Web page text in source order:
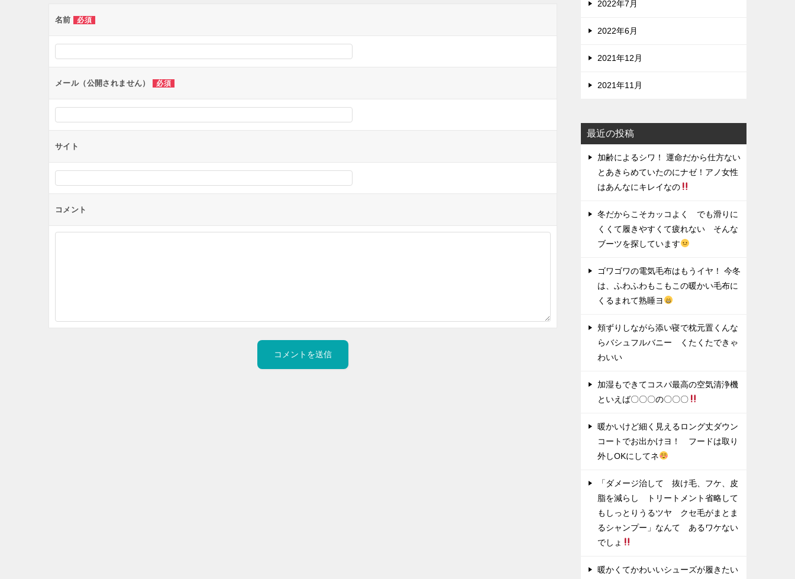
ー
ョ
ン
名前 必須
メール（公開されません） 必須
サイト
コメント
2022年7月
2022年6月
2021年12月
2021年11月
最近の投稿
加齢によるシワ！ 運命だから仕方ない
とあきらめていたのにナゼ！アノ女性
はあんなにキレイなの
冬だからこそカッコよく でも滑りに
くくて履きやすくて疲れない そんな
ブーツを探しています
ゴワゴワの電気毛布はもうイヤ！ 今冬
は、ふわふわもこもこの暖かい毛布に
くるまれて熟睡ヨ
頬ずりしながら添い寝で枕元置くんな
らバシュフルバニー くたくたできゃ
わいい
加湿もできてコスパ最高の空気清浄機
といえば〇〇〇の〇〇〇
暖かいけど細く見えるロング丈ダウン
コートでお出かけヨ！ フードは取り
外しOKにしてネ
「ダメージ治して 抜け毛、フケ、皮
脂を減らし トリートメント省略して
もしっとりうるツヤ クセ毛がまとま
るシャンプー」なんて あるワケない
でしょ
暖かくてかわいいシューズが履きたい